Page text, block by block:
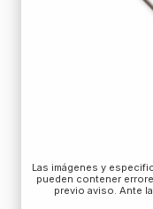
Las imágenes y
pueden contener
previo aviso. Ante